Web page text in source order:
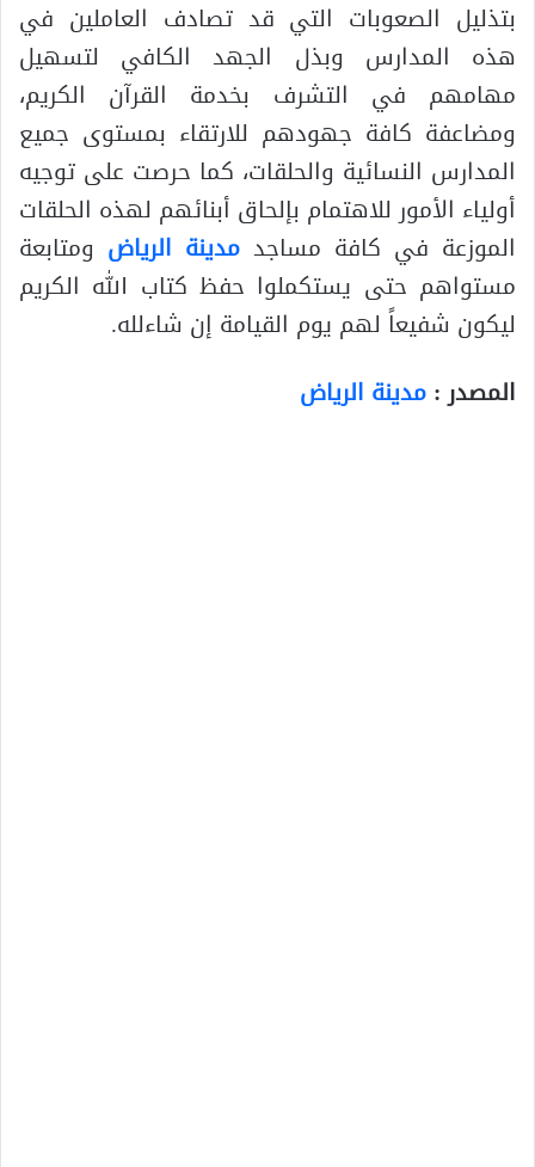
بتذليل الصعوبات التي قد تصادف العاملين في
هذه المدارس وبذل الجهد الكافي لتسهيل
مهامهم في التشرف بخدمة القرآن الكريم،
ومضاعفة كافة جهودهم للارتقاء بمستوى جميع
المدارس النسائية والحلقات، كما حرصت على توجيه
أولياء الأمور للاهتمام بإلحاق أبنائهم لهذه الحلقات
الموزعة في كافة مساجد مدينة الرياض ومتابعة
مستواهم حتى يستكملوا حفظ كتاب الله الكريم
ليكون شفيعاً لهم يوم القيامة إن شاءلله.
المصدر :مدينة الرياض